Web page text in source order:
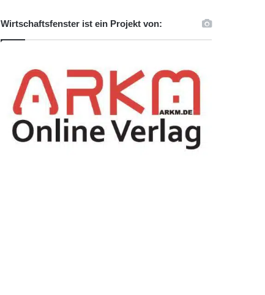
Wirtschaftsfenster ist ein Projekt von: